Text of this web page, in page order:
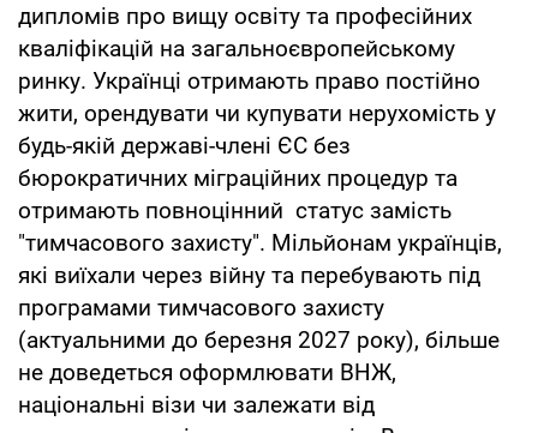
дипломів про вищу освіту та професійних
кваліфікацій на загальноєвропейському
ринку. Українці отримають право постійно
жити, орендувати чи купувати нерухомість у
будь-якій державі-члені ЄС без
бюрократичних міграційних процедур та
отримають повноцінний статус замість
"тимчасового захисту". Мільйонам українців,
які виїхали через війну та перебувають під
програмами тимчасового захисту
(актуальними до березня 2027 року), більше
не доведеться оформлювати ВНЖ,
національні візи чи залежати від